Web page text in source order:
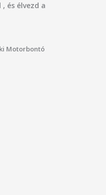
és élvezd a
Motorbontó